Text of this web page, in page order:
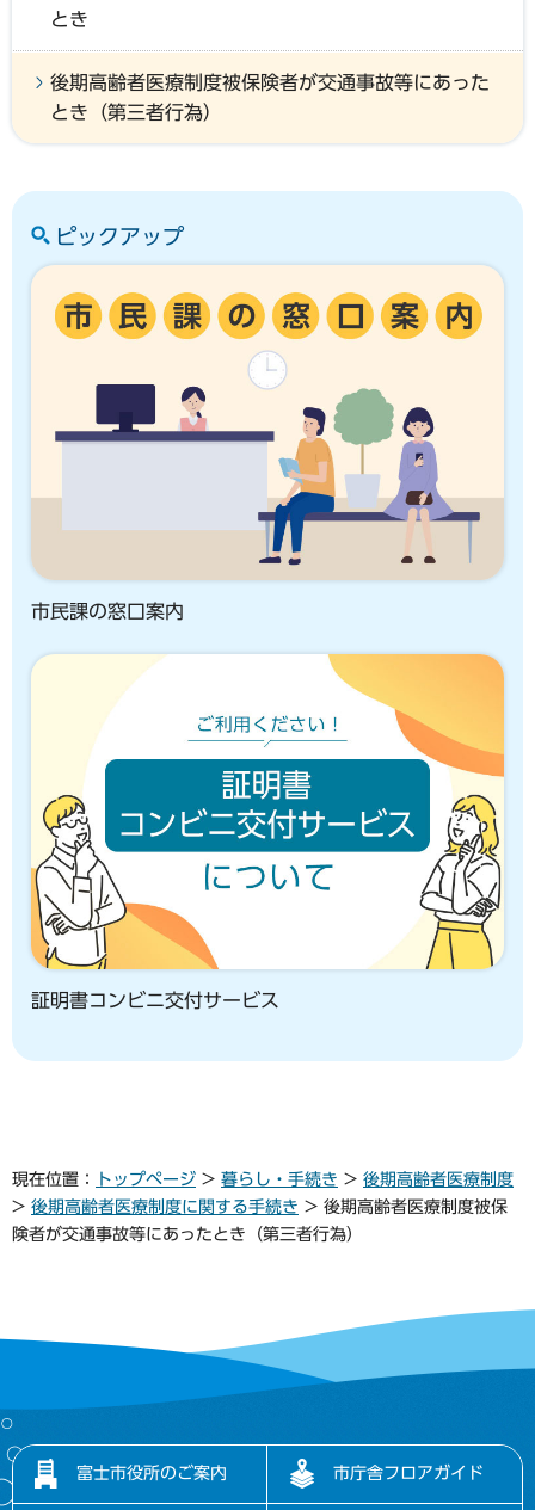
とき
後期高齢者医療制度被保険者が交通事故等にあった
とき（第三者行為）
ピックアップ
市民課の窓口案内
証明書コンビニ交付サービス
現在位置： トップページ > 暮らし・手続き > 後期高齢者医療制度
> 後期高齢者医療制度に関する手続き > 後期高齢者医療制度被保
険者が交通事故等にあったとき（第三者行為）
富士市役所のご案内 市庁舎フロアガイド